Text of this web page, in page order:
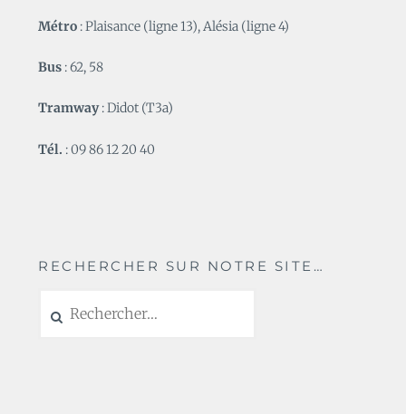
Métro : Plaisance (ligne 13), Alésia (ligne 4)
Bus : 62, 58
Tramway: Didot (T3a)
Tél. : 09 86 12 20 40
RECHERCHER SUR NOTRE SITE…